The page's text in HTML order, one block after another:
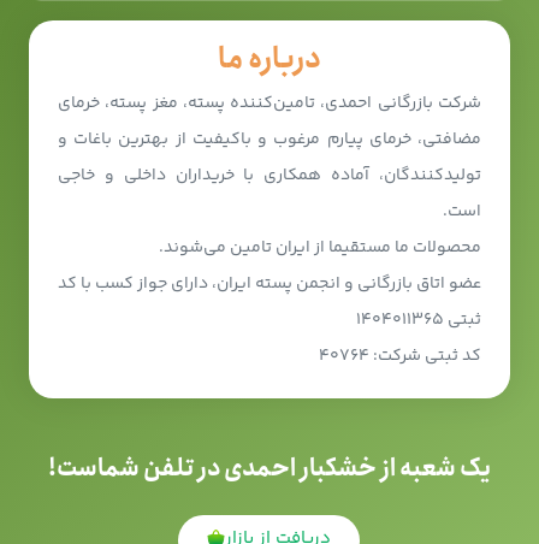
درباره ما
شرکت بازرگانی احمدی، تامین‌کننده پسته، مغز پسته، خرمای
مضافتی، خرمای پیارم مرغوب و باکیفیت از بهترین باغات و
تولیدکنندگان، آماده همکاری با خریداران داخلی و خاجی
است.
محصولات ما مستقیما از ایران تامین می‌شوند.
عضو اتاق بازرگانی و انجمن پسته ایران، دارای جواز کسب با کد
ثبتی ۱۴۰۴۰۱۱۳۶۵
کد ثبتی شرکت: ۴۰۷۶۴
یک شعبه از خشکبار احمدی در تلفن شماست!
دریافت از بازار